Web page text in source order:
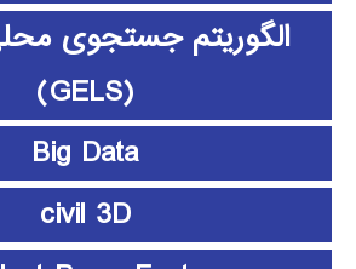
الگوریتم جستجوی
(GELS)
Big Data
civil 3D